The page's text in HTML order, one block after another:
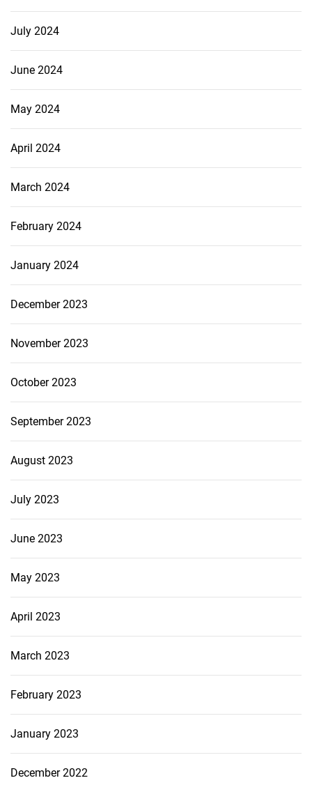
July 2024
June 2024
May 2024
April 2024
March 2024
February 2024
January 2024
December 2023
November 2023
October 2023
September 2023
August 2023
July 2023
June 2023
May 2023
April 2023
March 2023
February 2023
January 2023
December 2022